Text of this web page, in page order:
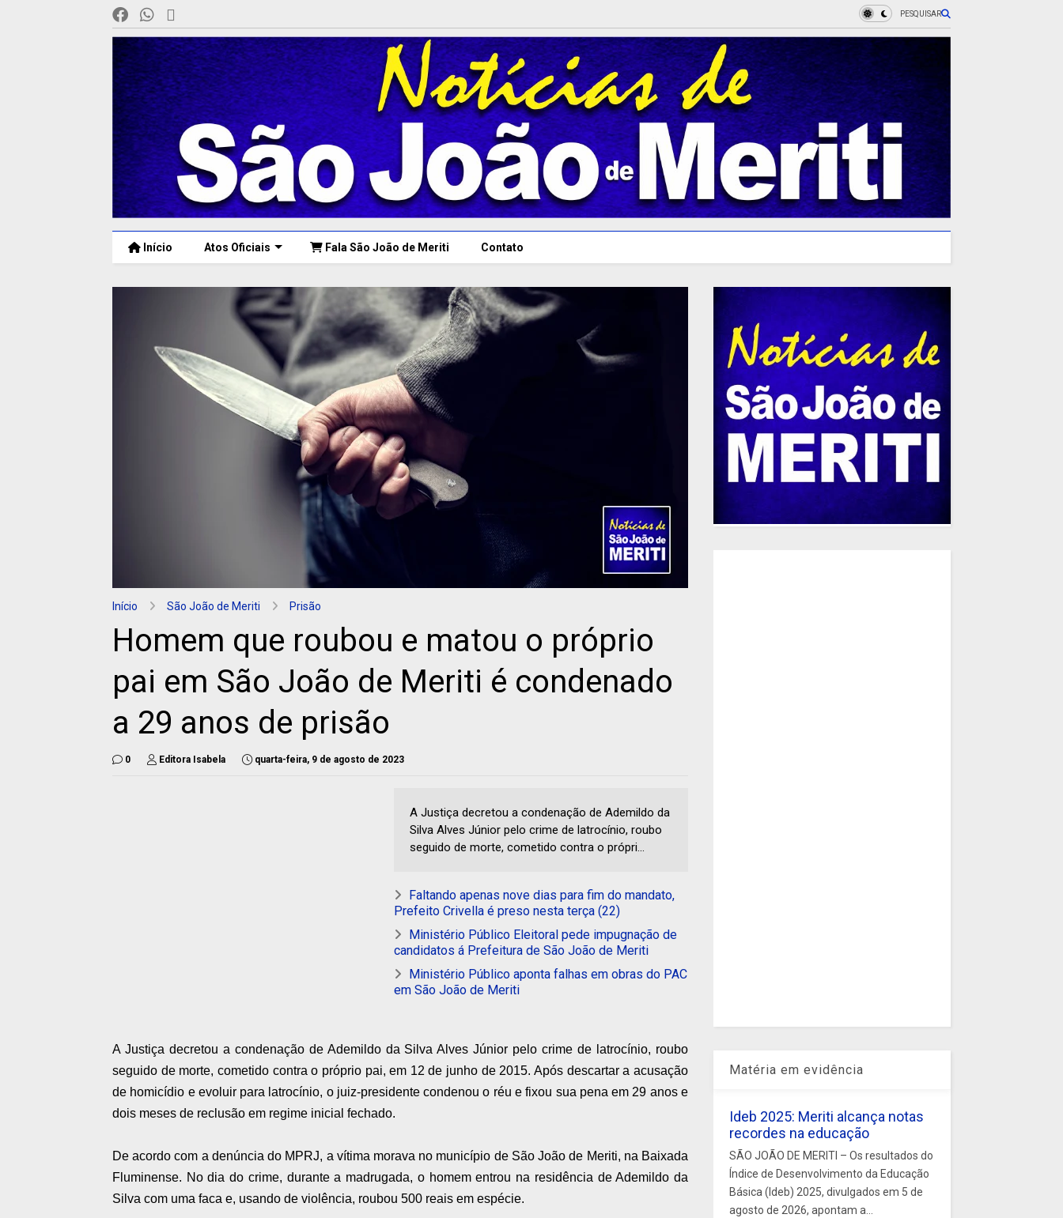
PESQUISAR
Início Atos Oficiais Fala São João de Meriti Contato
Início São João de Meriti Prisão
Homem que roubou e matou o próprio
pai em São João de Meriti é condenado
a 29 anos de prisão
0 Editora Isabela quarta-feira, 9 de agosto de 2023
A Justiça decretou a condenação de Ademildo da
Silva Alves Júnior pelo crime de latrocínio, roubo
seguido de morte, cometido contra o própri...
Faltando apenas nove dias para fim do mandato,
Prefeito Crivella é preso nesta terça (22)
Ministério Público Eleitoral pede impugnação de
candidatos á Prefeitura de São João de Meriti
Ministério Público aponta falhas em obras do PAC
em São João de Meriti
A Justiça decretou a condenação de Ademildo da Silva Alves Júnior pelo crime de latrocínio, roubo
seguido de morte, cometido contra o próprio pai, em 12 de junho de 2015. Após descartar a acusação
de homicídio e evoluir para latrocínio, o juiz-presidente condenou o réu e fixou sua pena em 29 anos e
dois meses de reclusão em regime inicial fechado.
De acordo com a denúncia do MPRJ, a vítima morava no município de São João de Meriti, na Baixada
Fluminense. No dia do crime, durante a madrugada, o homem entrou na residência de Ademildo da
Silva com uma faca e, usando de violência, roubou 500 reais em espécie.
Matéria em evidência
Ideb 2025: Meriti alcança notas
recordes na educação
SÃO JOÃO DE MERITI – Os resultados do
Índice de Desenvolvimento da Educação
Básica (Ideb) 2025, divulgados em 5 de
agosto de 2026, apontam a...